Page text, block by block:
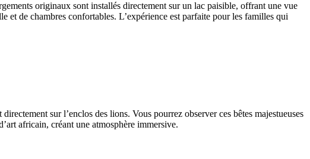
originaux sont installés directement sur un lac paisible, offrant une vue
et de chambres confortables. L’expérience est parfaite pour les familles qui
sur l’enclos des lions. Vous pourrez observer ces bêtes majestueuses
africain, créant une atmosphère immersive.